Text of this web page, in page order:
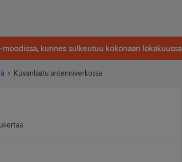
kunnes sulkeutuu kokonaan lokakuussa
Kuvanlaatu antenniverkossa